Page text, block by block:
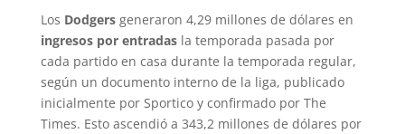
Los Dodgersgeneraron 4,29 millones de dólares en
ingresos por entradasla temporada pasada por
cada partido en casa durante la temporada regular,
según un documento interno de la liga, publicado
inicialmente por Sportico y confirmado por The
Times. Esto ascendió a 343,2 millones de dólares por